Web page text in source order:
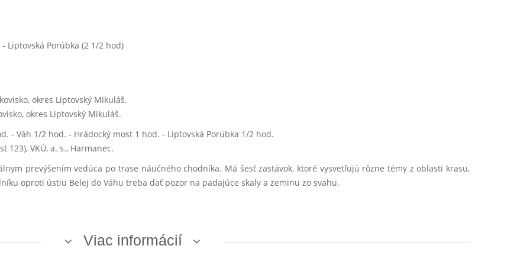
Liptovská Porúbka (2 1/2 hod)
okres Liptovský Mikuláš.
okres Liptovský Mikuláš.
- Váh 1/2 hod. - Hrádocký most 1 hod. - Liptovská Porúbka 1/2 hod.
123), VKÚ, a. s., Harmanec.
prevýšením vedúca po trase náučného chodníka. Má šesť zastávok, ktoré vysvetľujú rôzne témy z oblasti krasu,
oproti ústiu Belej do Váhu treba dať pozor na padajúce skaly a zeminu zo svahu.
Viac informácií